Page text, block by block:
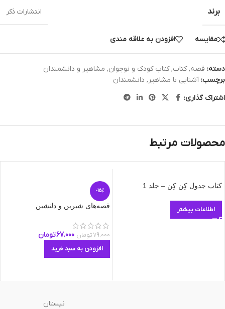
برند انتشارات ذکر
مقایسه افزودن به علاقه مندی
دسته: قصه, کتاب, کتاب کودک و نوجوان, مشاهیر و دانشمندان
برچسب: آشنایی با مشاهیر, دانشمندان
اشتراک گذاری:
محصولات مرتبط
کتاب جدول کِن کِن – جلد 1
اطلاعات بیشتر
-15%
قصه‌های شیرین و دلنشین
79.000تومان 67.000تومان
افزودن به سبد خرید
نیستان